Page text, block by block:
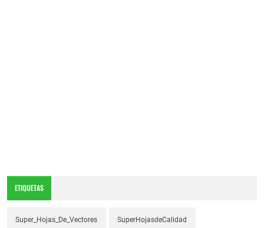
ETIQUETAS
Super_Hojas_De_Vectores SuperHojasdeCalidad